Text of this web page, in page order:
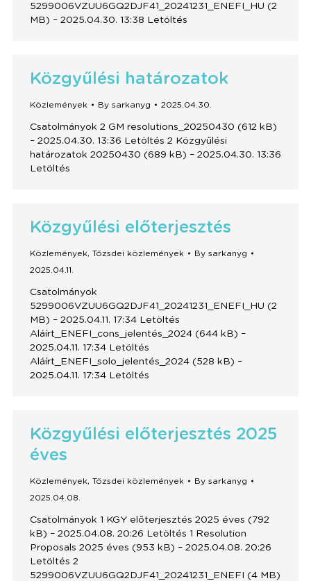
5299006VZUU6GQ2DJF41_20241231_ENEFI_HU (2
MB) – 2025.04.30. 13:38 Letöltés
Közgyűlési határozatok
Közlemények By sarkanyg 2025.04.30.
Csatolmányok 2 GM resolutions_20250430 (612 kB)
– 2025.04.30. 13:36 Letöltés 2 Közgyűlési
határozatok 20250430 (689 kB) – 2025.04.30. 13:36
Letöltés
Közgyűlési előterjesztés
Közlemények, Tőzsdei közlemények By sarkanyg
2025.04.11.
Csatolmányok
5299006VZUU6GQ2DJF41_20241231_ENEFI_HU (2
MB) – 2025.04.11. 17:34 Letöltés
Aláírt_ENEFI_cons_jelentés_2024 (644 kB) –
2025.04.11. 17:34 Letöltés
Aláírt_ENEFI_solo_jelentés_2024 (528 kB) –
2025.04.11. 17:34 Letöltés
Közgyűlési előterjesztés 2025
éves
Közlemények, Tőzsdei közlemények By sarkanyg
2025.04.08.
Csatolmányok 1 KGY előterjesztés 2025 éves (792
kB) – 2025.04.08. 20:26 Letöltés 1 Resolution
Proposals 2025 éves (953 kB) – 2025.04.08. 20:26
Letöltés 2
5299006VZUU6GQ2DJF41_20241231_ENEFI (4 MB)